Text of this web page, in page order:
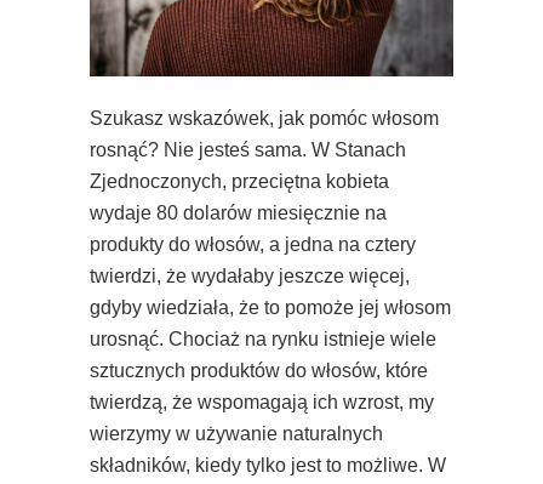
Szukasz wskazówek, jak pomóc włosom
rosnąć? Nie jesteś sama. W Stanach
Zjednoczonych, przeciętna kobieta
wydaje 80 dolarów miesięcznie na
produkty do włosów, a jedna na cztery
twierdzi, że wydałaby jeszcze więcej,
gdyby wiedziała, że to pomoże jej włosom
urosnąć. Chociaż na rynku istnieje wiele
sztucznych produktów do włosów, które
twierdzą, że wspomagają ich wzrost, my
wierzymy w używanie naturalnych
składników, kiedy tylko jest to możliwe. W